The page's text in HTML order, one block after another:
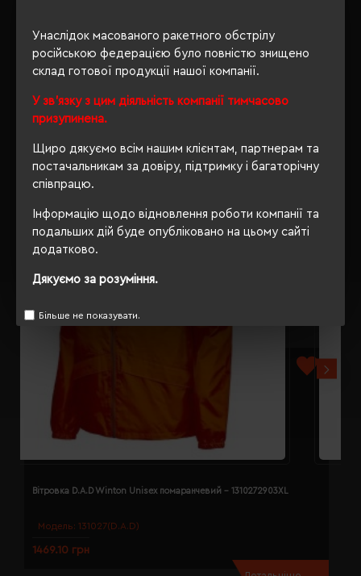
Унаслідок масованого ракетного обстрілу
російською федерацією було повністю знищено
склад готової продукції нашої компанії.
У зв'язку з цим діяльність компанії тимчасово
призупинена.
Щиро дякуємо всім нашим клієнтам, партнерам та
постачальникам за довіру, підтримку і багаторічну
співпрацю.
Інформацію щодо відновлення роботи компанії та
подальших дій буде опубліковано на цьому сайті
додатково.
Дякуємо за розуміння.
Більше не показувати.
ВІДГУКИ
Модель: 131027(D.A.D)
Вітровка D.A.D Winton Unisex помаранчевий - 1310272903XL
1469.10 грн